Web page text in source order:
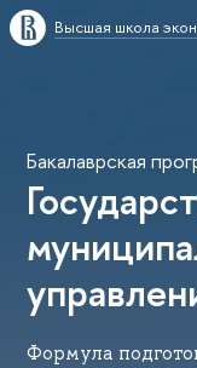
Высшая школа
Бакалаврская
Формула